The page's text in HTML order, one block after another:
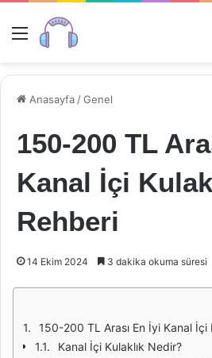
Menü
Anasayfa /Genel
150-200 TL
Kanal İçi
Rehberi
14 Ekim 2024 3 dakika okuma süresi
150-200 TL Arası En İyi Kanal İçi
Kanal İçi Kulaklık Nedir?